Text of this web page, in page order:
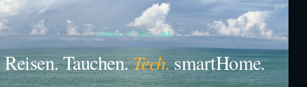
SMALLFIRE.DE
Reisen. Tauchen.Tech.smartHome.